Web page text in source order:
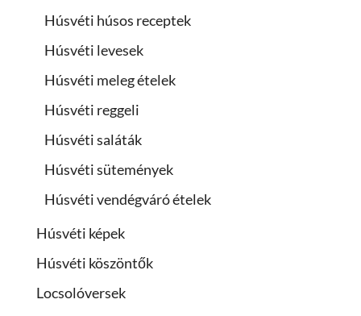
Húsvéti húsos receptek
Húsvéti levesek
Húsvéti meleg ételek
Húsvéti reggeli
Húsvéti saláták
Húsvéti sütemények
Húsvéti vendégváró ételek
Húsvéti képek
Húsvéti köszöntők
Locsolóversek